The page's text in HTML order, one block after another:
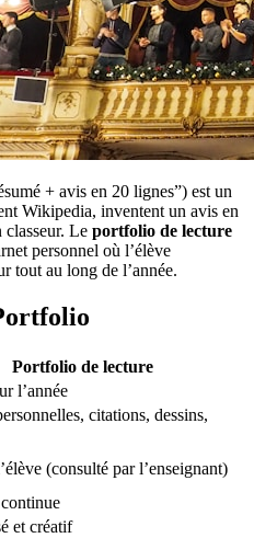
+ avis en 20 lignes”) est un
Wikipedia, inventent un avis en
classeur. Le portfolio de lecture
personnel où l’élève
tout au long de l’année.
Portfolio de lecture
l’année
citations, dessins,
(consulté par l’enseignant)
et créatif